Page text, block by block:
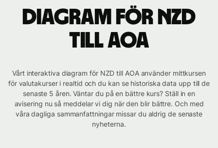
Diagram för NZD
till AOA
Vårt interaktiva diagram för NZD till AOA använder mittkursen
för valutakurser i realtid och du kan se historiska data upp till de
senaste 5 åren. Väntar du på en bättre kurs? Ställ in en
avisering nu så meddelar vi dig när den blir bättre. Och med
våra dagliga sammanfattningar missar du aldrig de senaste
nyheterna.